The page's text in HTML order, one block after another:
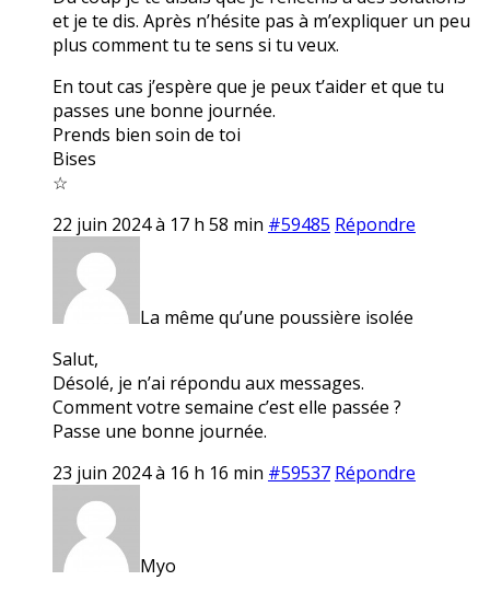
et je te dis. Après n’hésite pas à m’expliquer un peu
plus comment tu te sens si tu veux.
En tout cas j’espère que je peux t’aider et que tu
passes une bonne journée.
Prends bien soin de toi
Bises
☆
22 juin 2024 à 17 h 58 min #59485 Répondre
La même qu’une poussière isolée
Salut,
Désolé, je n’ai répondu aux messages.
Comment votre semaine c’est elle passée ?
Passe une bonne journée.
23 juin 2024 à 16 h 16 min #59537 Répondre
Myo